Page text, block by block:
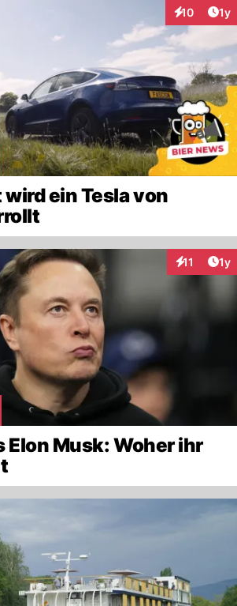
10 1y
ein Tesla von
11 1y
Elon Musk: Woher ihr